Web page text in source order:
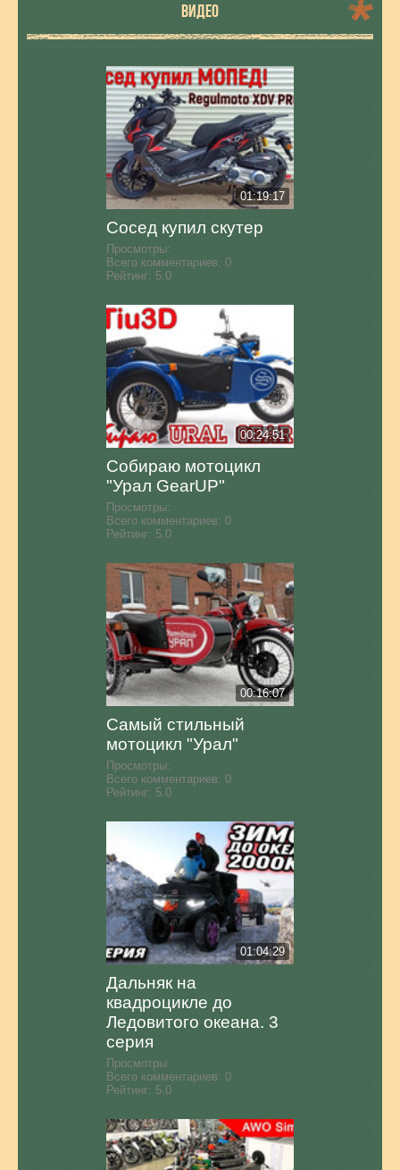
ВИДЕО
01:19:17
Сосед купил скутер
Просмотры:
Всего комментариев: 0
Рейтинг: 5.0
00:24:51
Собираю мотоцикл
"Урал GearUP"
Просмотры:
Всего комментариев: 0
Рейтинг: 5.0
00:16:07
Самый стильный
мотоцикл "Урал"
Просмотры:
Всего комментариев: 0
Рейтинг: 5.0
01:04:29
Дальняк на
квадроцикле до
Ледовитого океана. 3
серия
Просмотры:
Всего комментариев: 0
Рейтинг: 5.0